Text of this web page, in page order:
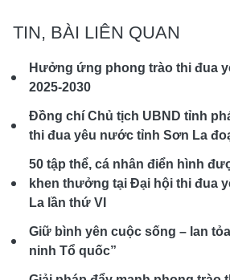
TIN, BÀI LIÊN QUAN
Hưởng ứng phong trào thi đua
2025-2030
Đồng chí Chủ tịch UBND tỉnh
thi đua yêu nước tỉnh Sơn La
50 tập thể, cá nhân điển hình
khen thưởng tại Đại hội thi đua
La lần thứ VI
Giữ bình yên cuộc sống – lan
ninh Tổ quốc”